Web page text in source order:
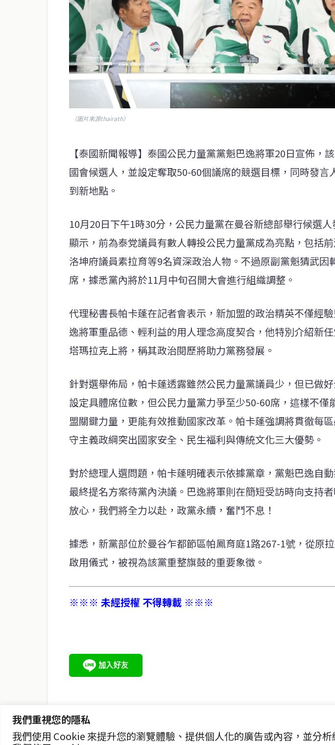
我們重視您的隱私
我們使用 Cookie 來提升您的瀏覽體驗、提供個人化的廣告或內容，並分
（圖片來源thairath）
【泰國新聞報導】泰國公民力量黨黨魁巴逸將軍20日宣佈，
國會候選人，並設定奪取50-60個議席的競選目標，同時發言
到新地點。
10月20日下午1時30分，公民力量黨在曼谷新總部舉行候選
顯示，前為泰党議員有數人轉投公民力量黨成為亮點，包括
洛坤府議員素拉育等9名資深政治人物。不過原副黨魁猜武因
席，據悉黨內將於11月中旬召開大會進行組織調整。
代理秘書長帕卡蓬在記者會表示，新加盟的政治精英不僅經
逸將軍重品德、輕利益的用人理念高度契合，他特別介紹新
塔瑪拉克上將，稱其政治閱歷將助力黨務發展。
針對選舉佈局，帕卡蓬透露雖然公民力量黨議員少，但已做
設定具體席位數，但公民力量黨力爭至少50-60席，這樣不僅
盟關鍵力量，更能有效推動國家改革。帕卡蓬強調將貫徹每
守主義政綱突出國家安全、民生福利與傳統文化三大優勢。
對於總理人選問題，帕卡蓬明確表示依據黨章，黨魁巴逸自動
最終提名方案待黨內決議。巴逸將軍則在簡短受訪時向支持
放心，我們將全力以赴，政黨永續，奮鬥不息！
據悉，新黨部位於曼谷乍都節區帕鳳育庭1路267-1號，從原
啟用儀式，被視為該黨重整旗鼓的重要象徵。
※※※ 未經授權 不得轉載 ※※※
泰國當地政治、經濟、華人社群與社會時事，為在泰華人讀者提供即
時、客觀、多元的中文新聞內容。